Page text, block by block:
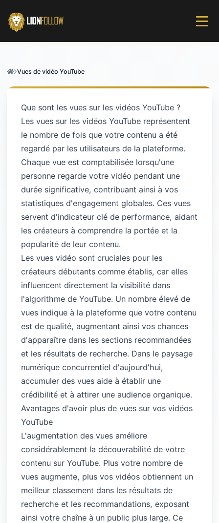
Vues de vidéo YouTube
Que sont les vues sur les vidéos YouTube ?
Les vues sur les vidéos YouTube représentent
le nombre de fois que votre contenu a été
regardé par les utilisateurs de la plateforme.
Chaque vue est comptabilisée lorsqu'une
personne regarde votre vidéo pendant une
durée significative, contribuant ainsi à vos
statistiques d'engagement globales. Ces vues
servent d'indicateur clé de performance, aidant
les créateurs à comprendre la portée et la
popularité de leur contenu.
Les vues vidéo sont cruciales pour les
créateurs débutants comme établis, car elles
influencent directement la visibilité dans
l'algorithme de YouTube. Un nombre élevé de
vues indique à la plateforme que votre contenu
est de qualité, augmentant ainsi vos chances
d'apparaître dans les sections recommandées
et les résultats de recherche. Dans le paysage
numérique concurrentiel d'aujourd'hui,
accumuler des vues aide à établir une
crédibilité et à attirer une audience organique.
Avantages d'avoir plus de vues sur vos vidéos
YouTube
L'augmentation des vues améliore
considérablement la découvrabilité de votre
contenu sur YouTube. Plus votre nombre de
vues augmente, plus vos vidéos obtiennent un
meilleur classement dans les résultats de
recherche et les recommandations, exposant
ainsi votre chaîne à un public plus large. Ce